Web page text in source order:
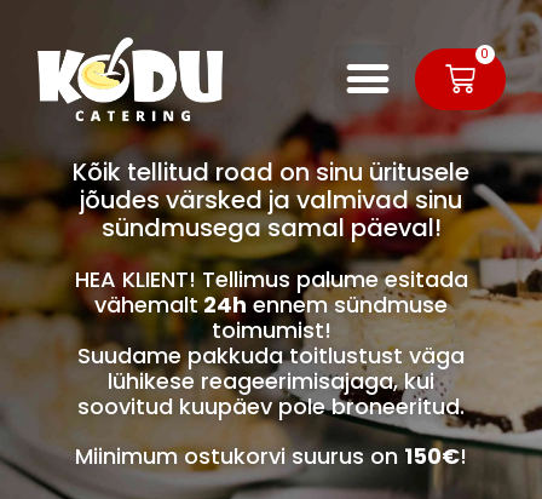
0
Kõik tellitud road on sinu üritusele
jõudes värsked ja valmivad sinu
sündmusega samal päeval!
HEA KLIENT! Tellimus palume esitada
vähemalt24hennem sündmuse
toimumist!
Suudame pakkuda toitlustust väga
lühikese reageerimisajaga, kui
soovitud kuupäev pole broneeritud.
Miinimum ostukorvi suurus on 150€!